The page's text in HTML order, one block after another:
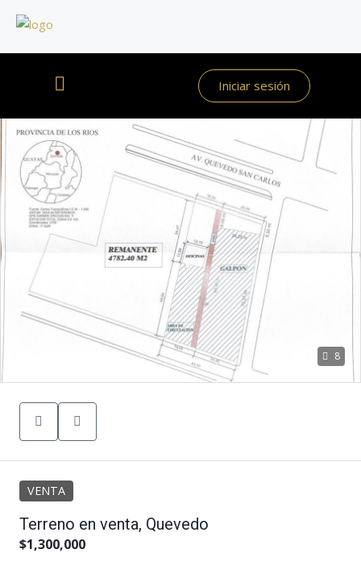
Iniciar sesión
8
VENTA
Terreno en venta, Quevedo
$1,300,000